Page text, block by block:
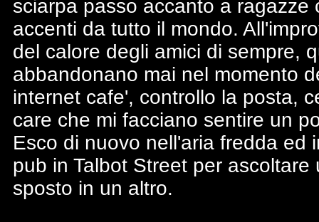
sciarpa passo accanto a
accenti da tutto il mondo.
del calore degli amici di sempre,
abbandonano mai nel momento
internet cafe', controllo la posta,
care che mi facciano sentire un
Esco di nuovo nell'aria fredda ed
pub in Talbot Street per
sposto in un altro.